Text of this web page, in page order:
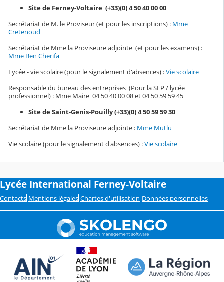
Site de Ferney-Voltaire (+33)(0) 4 50 40 00 00
Secrétariat de M. le Proviseur (et pour les inscriptions) : Mme
Cretenoud
Secrétariat de Mme la Proviseure adjointe (et pour les examens) :
Mme Ben Cherifa
Lycée - vie scolaire (pour le signalement d'absences) :Vie scolaire
Responsable du bureau des entreprises (Pour la SEP / lycée
professionnel) : Mme Maire 04 50 40 00 08 et 04 50 59 59 45
Site de Saint-Genis-Pouilly (+33)(0) 4 50 59 59 30
Secrétariat de Mme la Proviseure adjointe : Mme Mutlu
Vie scolaire (pour le signalement d'absences) :Vie scolaire
Lycée International Ferney-Voltaire
Contacts Mentions légales Chartes d'utilisation Données personnelles